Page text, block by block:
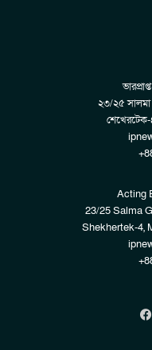
২৩/২৫ সালমা
Acting
23/25 Salma
Shekhertek-4,